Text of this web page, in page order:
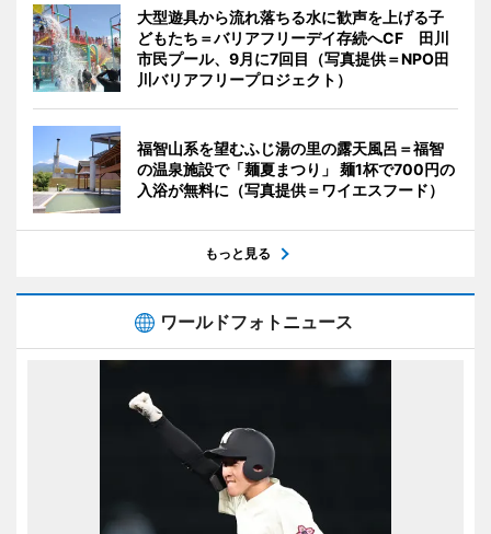
大型遊具から流れ落ちる水に歓声を上げる子
どもたち＝バリアフリーデイ存続へCF 田川
市民プール、9月に7回目（写真提供＝NPO田
川バリアフリープロジェクト）
福智山系を望むふじ湯の里の露天風呂＝福智
の温泉施設で「麺夏まつり」 麺1杯で700円の
入浴が無料に（写真提供＝ワイエスフード）
もっと見る
ワールドフォトニュース